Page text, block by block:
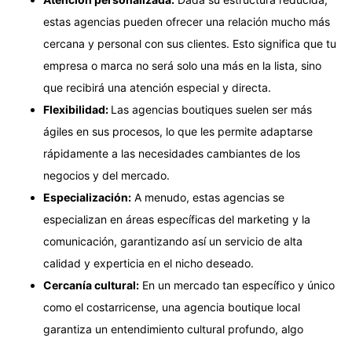
estas agencias pueden ofrecer una relación mucho más
cercana y personal con sus clientes. Esto significa que tu
empresa o marca no será solo una más en la lista, sino
que recibirá una atención especial y directa.
Flexibilidad: Las agencias boutiques suelen ser más
ágiles en sus procesos, lo que les permite adaptarse
rápidamente a las necesidades cambiantes de los
negocios y del mercado.
Especialización: A menudo, estas agencias se
especializan en áreas específicas del marketing y la
comunicación, garantizando así un servicio de alta
calidad y experticia en el nicho deseado.
Cercanía cultural: En un mercado tan específico y único
como el costarricense, una agencia boutique local
garantiza un entendimiento cultural profundo, algo